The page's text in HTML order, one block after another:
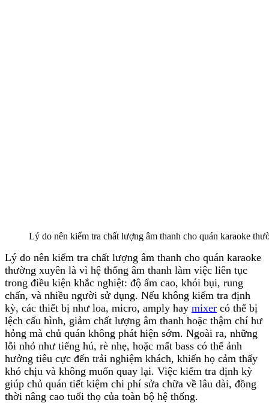
Lý do nên kiểm tra chất lượng âm thanh cho quán karaoke
Lý do nên kiểm tra chất lượng âm thanh cho quán karaoke
thường xuyên là vì hệ thống âm thanh làm việc liên tục
trong điều kiện khắc nghiệt: độ ẩm cao, khói bụi, rung
chấn, và nhiều người sử dụng. Nếu không kiểm tra định
kỳ, các thiết bị như loa, micro, amply hay mixer có thể bị
lệch cấu hình, giảm chất lượng âm thanh hoặc thậm chí hư
hỏng mà chủ quán không phát hiện sớm. Ngoài ra, những
lỗi nhỏ như tiếng hú, rè nhẹ, hoặc mất bass có thể ảnh
hưởng tiêu cực đến trải nghiệm khách, khiến họ cảm thấy
khó chịu và không muốn quay lại. Việc kiểm tra định kỳ
giúp chủ quán tiết kiệm chi phí sửa chữa về lâu dài, đồng
thời nâng cao tuổi thọ của toàn bộ hệ thống.